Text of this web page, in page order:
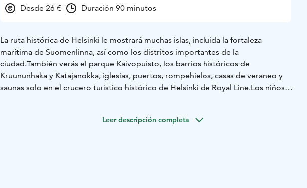
Desde 26 € Duración 90 minutos
La ruta histórica de Helsinki le mostrará muchas islas, incluida la fortaleza
marítima de Suomenlinna, así como los distritos importantes de la
ciudad.También verás el parque Kaivopuisto, los barrios históricos de
Kruununhaka y Katajanokka, iglesias, puertos, rompehielos, casas de veraneo y
saunas solo en el crucero turístico histórico de Helsinki de Royal Line.Los niños
Leer descripción completa